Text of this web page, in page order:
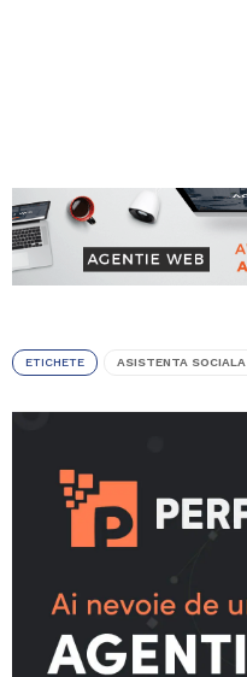
ETICHETE ASISTENTA SOCIALA